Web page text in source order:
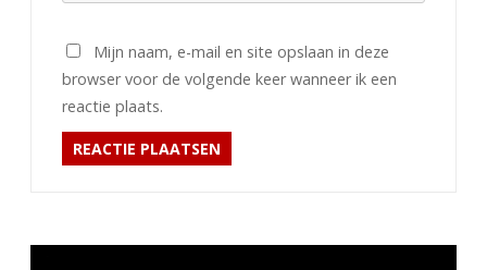
Mijn naam, e-mail en site opslaan in deze
browser voor de volgende keer wanneer ik een
reactie plaats.